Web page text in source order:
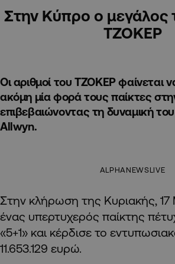
Στην Κύπρο ο μεγάλος
ΤΖΟΚΕΡ
Οι αριθμοί του ΤΖΟΚΕΡ φαίνεται
ακόμη μία φορά τους παίκτες
επιβεβαιώνοντας τη δυναμική του
Allwyn.
ALPHANEWSLIVE
Στην κλήρωση της Κυριακής, 17
ένας υπερτυχερός παίκτης
«5+1» και κέρδισε το
11.653.129 ευρώ.